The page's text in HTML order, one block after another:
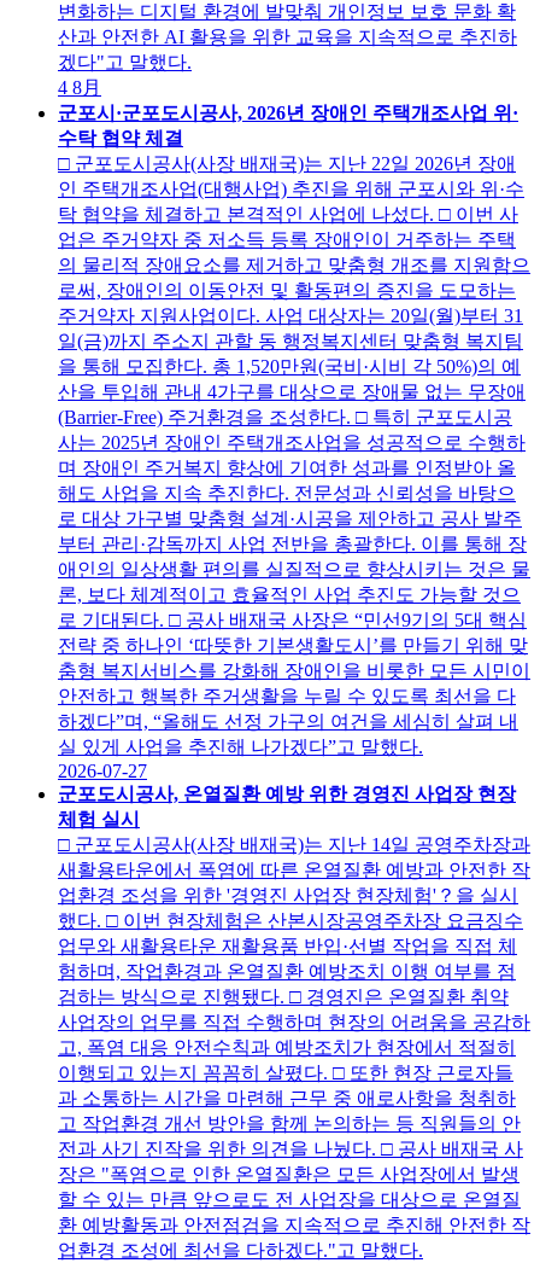
변화하는 디지털 환경에 발맞춰 개인정보 보호 문화 확
산과 안전한 AI 활용을 위한 교육을 지속적으로 추진하
겠다"고 말했다.
4 8月
군포시·군포도시공사, 2026년 장애인 주택개조사업 위·
수탁 협약 체결
□ 군포도시공사(사장 배재국)는 지난 22일 2026년 장애
인 주택개조사업(대행사업) 추진을 위해 군포시와 위·수
탁 협약을 체결하고 본격적인 사업에 나섰다. □ 이번 사
업은 주거약자 중 저소득 등록 장애인이 거주하는 주택
의 물리적 장애요소를 제거하고 맞춤형 개조를 지원함으
로써, 장애인의 이동안전 및 활동편의 증진을 도모하는
주거약자 지원사업이다. 사업 대상자는 20일(월)부터 31
일(금)까지 주소지 관할 동 행정복지센터 맞춤형 복지팀
을 통해 모집한다. 총 1,520만원(국비·시비 각 50%)의 예
산을 투입해 관내 4가구를 대상으로 장애물 없는 무장애
(Barrier-Free) 주거환경을 조성한다. □ 특히 군포도시공
사는 2025년 장애인 주택개조사업을 성공적으로 수행하
며 장애인 주거복지 향상에 기여한 성과를 인정받아 올
해도 사업을 지속 추진한다. 전문성과 신뢰성을 바탕으
로 대상 가구별 맞춤형 설계·시공을 제안하고 공사 발주
부터 관리·감독까지 사업 전반을 총괄한다. 이를 통해 장
애인의 일상생활 편의를 실질적으로 향상시키는 것은 물
론, 보다 체계적이고 효율적인 사업 추진도 가능할 것으
로 기대된다. □ 공사 배재국 사장은 “민선9기의 5대 핵심
전략 중 하나인 ‘따뜻한 기본생활도시’를 만들기 위해 맞
춤형 복지서비스를 강화해 장애인을 비롯한 모든 시민이
안전하고 행복한 주거생활을 누릴 수 있도록 최선을 다
하겠다”며, “올해도 선정 가구의 여건을 세심히 살펴 내
실 있게 사업을 추진해 나가겠다”고 말했다.
2026-07-27
군포도시공사, 온열질환 예방 위한 경영진 사업장 현장
체험 실시
□ 군포도시공사(사장 배재국)는 지난 14일 공영주차장과
새활용타운에서 폭염에 따른 온열질환 예방과 안전한 작
업환경 조성을 위한 '경영진 사업장 현장체험'？을 실시
했다. □ 이번 현장체험은 산본시장공영주차장 요금징수
업무와 새활용타운 재활용품 반입·선별 작업을 직접 체
험하며, 작업환경과 온열질환 예방조치 이행 여부를 점
검하는 방식으로 진행됐다. □ 경영진은 온열질환 취약
사업장의 업무를 직접 수행하며 현장의 어려움을 공감하
고, 폭염 대응 안전수칙과 예방조치가 현장에서 적절히
이행되고 있는지 꼼꼼히 살폈다. □ 또한 현장 근로자들
과 소통하는 시간을 마련해 근무 중 애로사항을 청취하
고 작업환경 개선 방안을 함께 논의하는 등 직원들의 안
전과 사기 진작을 위한 의견을 나눴다. □ 공사 배재국 사
장은 "폭염으로 인한 온열질환은 모든 사업장에서 발생
할 수 있는 만큼 앞으로도 전 사업장을 대상으로 온열질
환 예방활동과 안전점검을 지속적으로 추진해 안전한 작
업환경 조성에 최선을 다하겠다."고 말했다.